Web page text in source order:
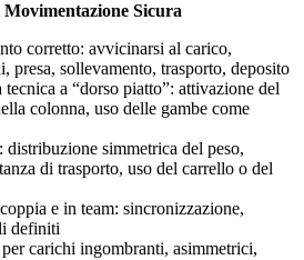
Sicura
corretto: avvicinarsi al carico,
presa, sollevamento, trasporto, deposito
a “dorso piatto”: attivazione del
colonna, uso delle gambe come
distribuzione simmetrica del peso,
di trasporto, uso del carrello o del
e in team: sincronizzazione,
definiti
carichi ingombranti, asimmetrici,